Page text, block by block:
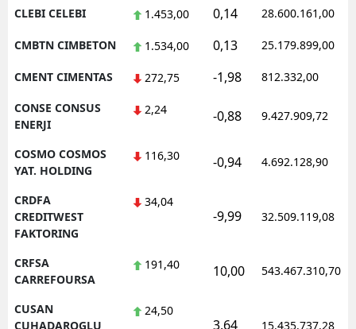
CLEBI CELEBI 1.453,00 0,14 28.600.161,00
CMBTN CIMBETON 1.534,00 0,13 25.179.899,00
CMENT CIMENTAS 272,75 -1,98 812.332,00
CONSE CONSUS
ENERJI
2,24 -0,88 9.427.909,72
COSMO COSMOS
YAT. HOLDING
116,30 -0,94 4.692.128,90
CRDFA
CREDITWEST
FAKTORING
34,04
-9,99 32.509.119,08
CRFSA
CARREFOURSA
191,40 10,00 543.467.310,70
CUSAN
CUHADAROGLU
24,50
3,64 15.435.737,28